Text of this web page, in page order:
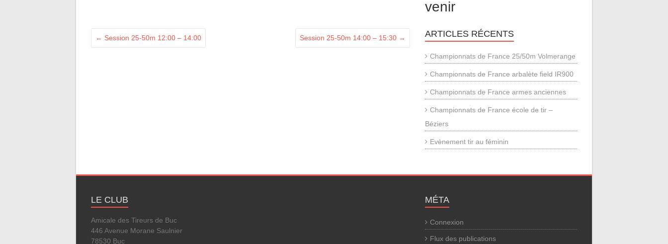
← Session 25-50m 12:00 – 14:00 Session 25-50m 14:00 – 15:30 →
venir
ARTICLES RÉCENTS
Championnats de France 25/50m Volmerange
Championnats de France arbalète field IR900
Championnats de France armes anciennes
Championnats de France école de tir –
Béziers
Evènement tir au féminin
LE CLUB
Amicale des Tireurs de Buc
446 Avenue Morane Saulnier
78530 Buc
MÉTA
Connexion
Flux des publications